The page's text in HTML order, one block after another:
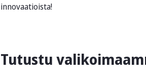
innovaatioista!
Tutustu